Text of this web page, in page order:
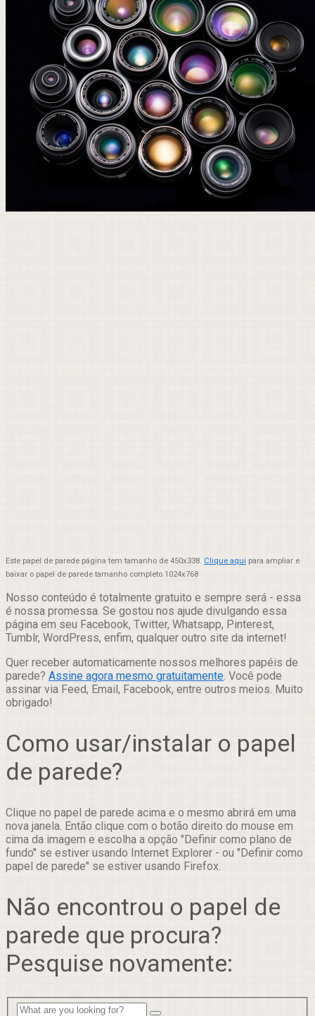
Este papel de parede página tem tamanho de 450x338. Clique aqui para ampliar e
baixar o papel de parede tamanho completo 1024x768
Nosso conteúdo é totalmente gratuito e sempre será - essa
é nossa promessa. Se gostou nos ajude divulgando essa
página em seu Facebook, Twitter, Whatsapp, Pinterest,
Tumblr, WordPress, enfim, qualquer outro site da internet!
Quer receber automaticamente nossos melhores papéis de
parede? Assine agora mesmo gratuitamente. Você pode
assinar via Feed, Email, Facebook, entre outros meios. Muito
obrigado!
Como usar/instalar o papel
de parede?
Clique no papel de parede acima e o mesmo abrirá em uma
nova janela. Então clique com o botão direito do mouse em
cima da imagem e escolha a opção "Definir como plano de
fundo" se estiver usando Internet Explorer - ou "Definir como
papel de parede" se estiver usando Firefox.
Não encontrou o papel de
parede que procura?
Pesquise novamente: